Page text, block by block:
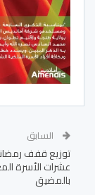
السابق
توزيع قفف
عشرات الأسرة
بالمضيق